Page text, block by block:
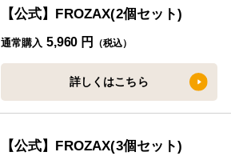
【公式】FROZAX(2個セット)
通常購入 5,960 円 （税込）
詳しくはこちら
【公式】FROZAX(3個セット)